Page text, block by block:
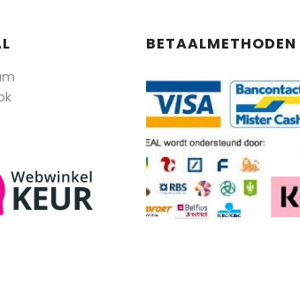
BETAALMETHODEN